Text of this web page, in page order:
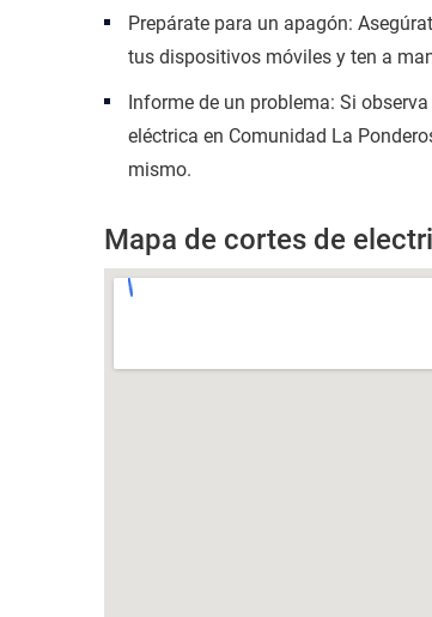
Prepárate para un apagón:
tus dispositivos móviles y ten a
Informe de un problema: Si
eléctrica en Comunidad La
mismo.
Mapa de cortes de